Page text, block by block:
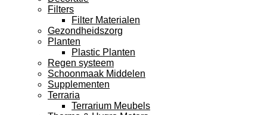
Filters
Filter Materialen
Gezondheidszorg
Planten
Plastic Planten
Regen systeem
Schoonmaak Middelen
Supplementen
Terraria
Terrarium Meubels